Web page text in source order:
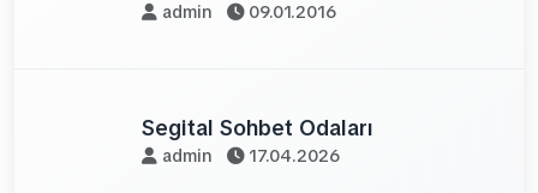
admin 09.01.2016
Segital Sohbet Odaları
admin 17.04.2026